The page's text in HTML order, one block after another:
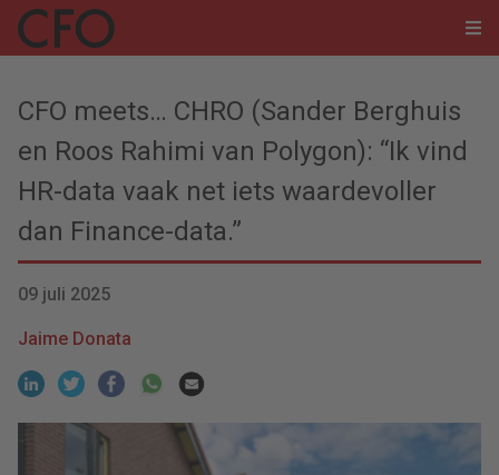
CFO meets… CHRO (Sander Berghuis
en Roos Rahimi van Polygon): “Ik vind
HR-data vaak net iets waardevoller
dan Finance-data.”
09 juli 2025
Jaime Donata